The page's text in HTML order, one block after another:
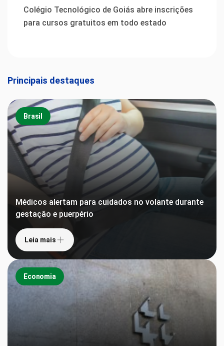
Colégio Tecnológico de Goiás abre inscrições
para cursos gratuitos em todo estado
Principais destaques
Brasil
Médicos alertam para cuidados no volante durante
gestação e puerpério
Leia mais
Economia